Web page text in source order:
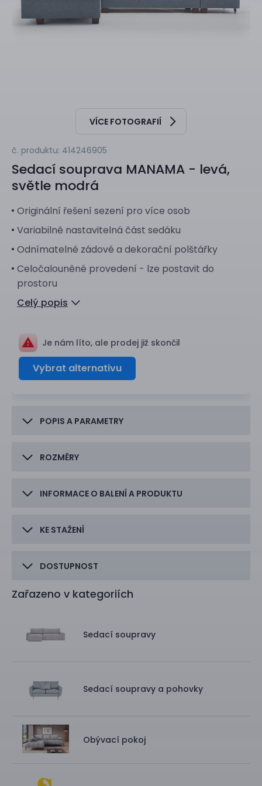
VÍCE FOTOGRAFIÍ
č. produktu: 414246905
Sedací souprava MANAMA - levá,
světle modrá
Originální řešení sezení pro více osob
Variabilně nastavitelná část sedáku
Odnímatelné zádové a dekorační polštářky
Celočalouněné provedení - lze postavit do
prostoru
Celý popis
Je nám líto, ale prodej již skončil
Vybrat alternativu
POPIS A PARAMETRY
ROZMĚRY
INFORMACE O BALENÍ A PRODUKTU
KE STAŽENÍ
DOSTUPNOST
Zařazeno v kategoriích
Sedací soupravy
Sedací soupravy a pohovky
Obývací pokoj